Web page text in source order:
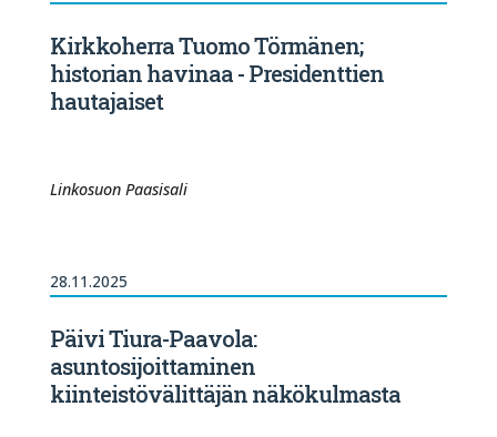
Kirkkoherra Tuomo Törmänen;
historian havinaa - Presidenttien
hautajaiset
Linkosuon Paasisali
28.11.2025
Päivi Tiura-Paavola:
asuntosijoittaminen
kiinteistövälittäjän näkökulmasta